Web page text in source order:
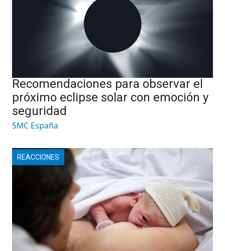
Recomendaciones para observar el
próximo eclipse solar con emoción y
seguridad
SMC España
REACCIONES